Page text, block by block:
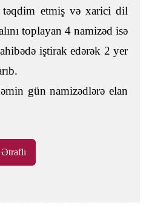
təqdim etmiş və xarici dil
toplayan 4 namizəd isə
iştirak edərək 2 yer
gün namizədlərə elan
Ətraflı